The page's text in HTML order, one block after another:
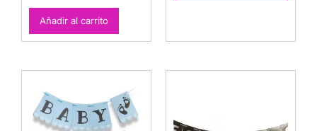
Añadir al carrito